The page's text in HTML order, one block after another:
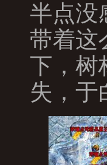
半点没
带着这
下，树
失，于